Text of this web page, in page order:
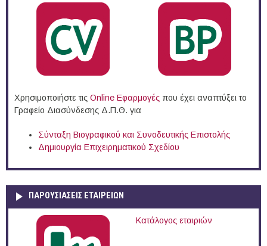
Χρησιμοποιήστε τις Online Eφαρμογές που έχει αναπτύξει το
Γραφείο Διασύνδεσης Δ.Π.Θ. για
Σύνταξη Βιογραφικού και Συνοδευτικής Επιστολής
Δημιουργία Επιχειρηματικού Σχεδίου
ΠΑΡΟΥΣΙΆΣΕΙΣ ΕΤΑΙΡΕΙΏΝ
Κατάλογος εταιριών